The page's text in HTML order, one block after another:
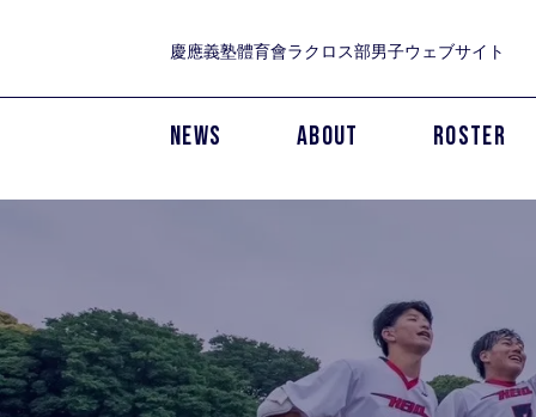
慶應義塾體育會ラクロス部男子ウェブサイト
NEWS ABOUT ROSTER